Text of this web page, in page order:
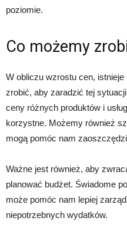
poziomie.
Co możemy
W obliczu wzrostu cen,
zrobić, aby zaradzić tej
ceny różnych produktów i
korzystne. Możemy również
mogą pomóc nam
Ważne jest również, aby
planować budżet. Świadome
może pomóc nam lepiej
niepotrzebnych wydatków.